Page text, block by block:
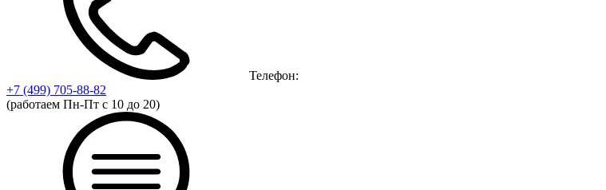
Телефон:
+7 (499) 705-88-82
(работаем Пн-Пт с 10 до 20)